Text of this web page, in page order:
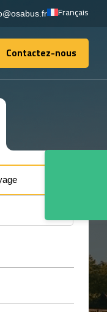
Français
Contactez-nous
Contactez-nous